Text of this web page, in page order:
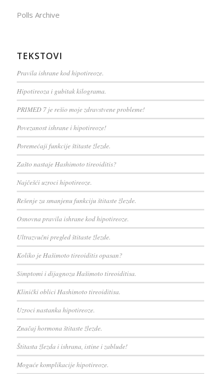
Polls Archive
TEKSTOVI
Pravila ishrane kod hipotireoze.
Hipotireoza i gubitak kilograma.
PRIMED 7 je rešio moje zdravstvene probleme!
Povezanost ishrane i hipotireoze!
Poremećaji funkcije štitaste žlezde.
Zašto nastaje Hashimoto tireoiditis?
Najčešći uzroci hipotireoze.
Rešenje za smanjenu funkciju štitaste žlezde.
Osnovna pravila ishrane kod hipotireoze.
Ultrazvučni pregled štitaste žlezde.
Koliko je Hašimoto tireoiditis opasan?
Simptomi i dijagnoza Hašimoto tireoiditisa.
Klinički oblici Hashimoto tireoiditisa.
Uzroci nastanka hipotireoze.
Značaj hormona štitaste žlezde.
Štitasta žlezda i ishrana, istine i zablude!
Moguće komplikacije hipotireoze.